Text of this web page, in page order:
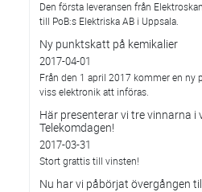
Den första leveransen från
till PoB:s Elektriska AB i Uppsala.
Ny punktskatt på kemikalier
2017-04-01
Från den 1 april 2017 kommer en ny
viss elektronik att införas.
Här presenterar vi tre vinnarna i
Telekomdagen!
2017-03-31
Stort grattis till vinsten!
Nu har vi påbörjat övergången